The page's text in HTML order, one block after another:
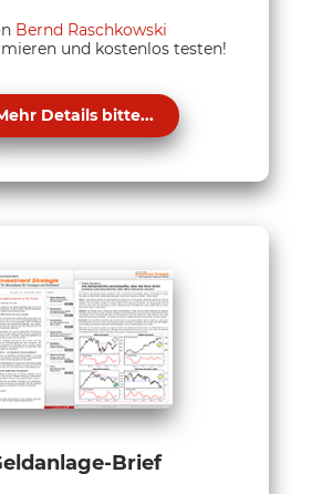
Bernd Raschkowski
und kostenlos testen!
Details bitte...
Brief